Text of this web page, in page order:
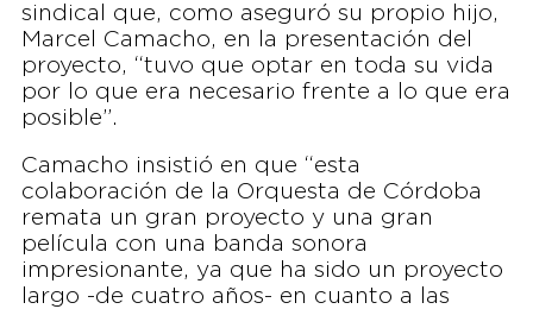
sindical que, como aseguró su propio hijo,
Marcel Camacho, en la presentación del
proyecto, “tuvo que optar en toda su vida
por lo que era necesario frente a lo que era
posible”.
Camacho insistió en que “esta
colaboración de la Orquesta de Córdoba
remata un gran proyecto y una gran
película con una banda sonora
impresionante, ya que ha sido un proyecto
largo -de cuatro años- en cuanto a las